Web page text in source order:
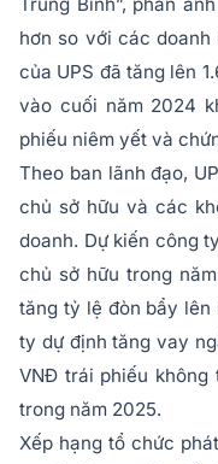
hơn so với các
của UPS đã tăng lên
vào cuối năm 2024
phiếu niêm yết và
Theo ban lãnh đạo,
chủ sở hữu và các
doanh. Dự kiến công
chủ sở hữu trong
tăng tỷ lệ đòn bẩy lên
ty dự định tăng vay
VNĐ trái phiếu không
trong năm 2025.
Xếp hạng tổ chức